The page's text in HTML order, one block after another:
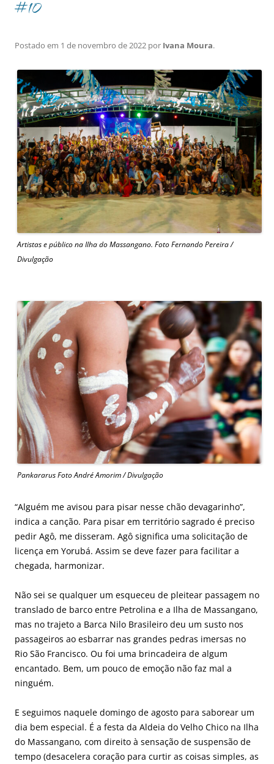
#10
Postado em 1 de novembro de 2022 por Ivana Moura.
Artistas e público na Ilha do Massangano. Foto Fernando Pereira /
Divulgação
Pankararus Foto André Amorim / Divulgação
“Alguém me avisou para pisar nesse chão devagarinho”,
indica a canção. Para pisar em território sagrado é preciso
pedir Agô, me disseram. Agô significa uma solicitação de
licença em Yorubá. Assim se deve fazer para facilitar a
chegada, harmonizar.
Não sei se qualquer um esqueceu de pleitear passagem no
translado de barco entre Petrolina e a Ilha de Massangano,
mas no trajeto a Barca Nilo Brasileiro deu um susto nos
passageiros ao esbarrar nas grandes pedras imersas no
Rio São Francisco. Ou foi uma brincadeira de algum
encantado. Bem, um pouco de emoção não faz mal a
ninguém.
E seguimos naquele domingo de agosto para saborear um
dia bem especial. É a festa da Aldeia do Velho Chico na Ilha
do Massangano, com direito à sensação de suspensão de
tempo (desacelera coração para curtir as coisas simples, as